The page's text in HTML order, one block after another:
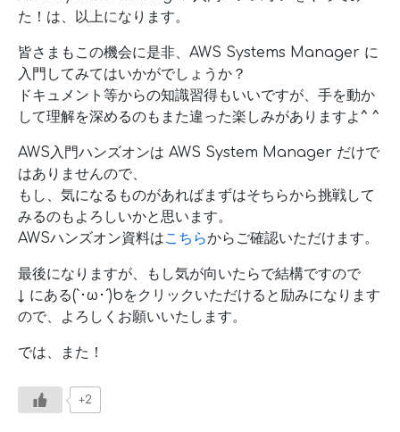
た！は、以上になります。
皆さまもこの機会に是非、AWS Systems Manager に
入門してみてはいかがでしょうか？
ドキュメント等からの知識習得もいいですが、手を動か
して理解を深めるのもまた違った楽しみがありますよ^ ^
AWS入門ハンズオンは AWS System Manager だけで
はありませんので、
もし、気になるものがあればまずはそちらから挑戦して
みるのもよろしいかと思います。
AWSハンズオン資料はこちらからご確認いただけます。
最後になりますが、もし気が向いたらで結構ですので
↓ にある(`･ω･´)bをクリックいただけると励みになります
ので、よろしくお願いいたします。
では、また！
+2